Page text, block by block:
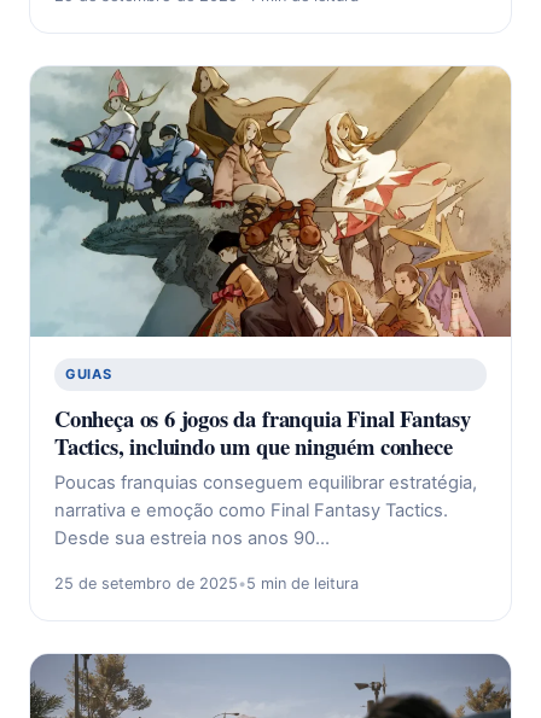
GUIAS
Conheça os 6 jogos da franquia Final Fantasy
Tactics, incluindo um que ninguém conhece
Poucas franquias conseguem equilibrar estratégia,
narrativa e emoção como Final Fantasy Tactics.
Desde sua estreia nos anos 90…
25 de setembro de 2025•5 min de leitura